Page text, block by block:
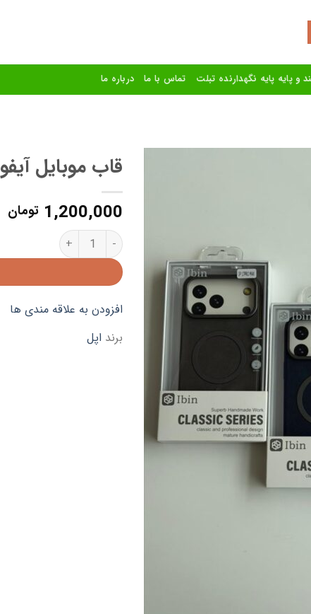
و پایه پایه نگهدارنده تبلت تماس با ما درباره ما
قاب موبایل
1,200,000 تومان
قاب موبایل آیفون17 quantity
افزودن به علاقه مندی ها
برند اپل